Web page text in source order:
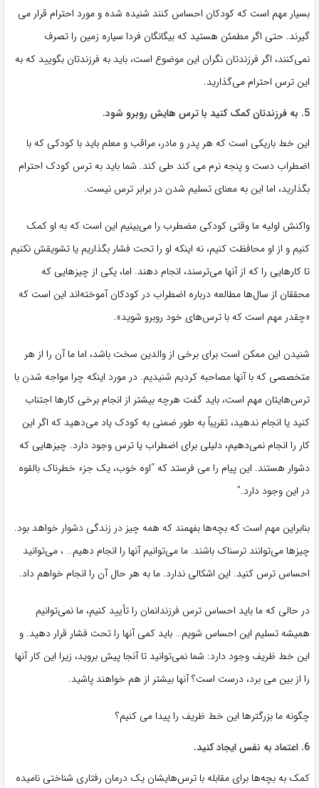
بسیار مهم است که کودکان احساس کنند شنیده شده و مورد احترام قرار می
گیرند. حتی اگر مطمئن هستید که بیگانگان فردا سیاره زمین را تصرف
نمی‌کنند، اگر فرزندتان نگران این موضوع است، باید به فرزندتان بگویید که به
این ترس احترام می‌گذارید.
5. به فرزندتان کمک کنید با ترس هایش روبرو شود.
این خط باریکی است که هر پدر و مادر، مراقب و معلم باید با کودکی که با
اضطراب دست و پنجه نرم می کند طی کند. شما باید به ترس کودک احترام
بگذارید، اما این به معنای تسلیم شدن در برابر ترس نیست.
واکنش اولیه ما وقتی کودکی مضطرب را می‌بینیم این است که به او کمک
کنیم و از او محافظت کنیم، نه اینکه او را تحت فشار بگذاریم یا تشویقش نکنیم
تا کارهایی را که از آنها می‌ترسند، انجام دهند. اما، یکی از چیزهایی که
محققان از سال‌ها مطالعه درباره اضطراب در کودکان آموخته‌اند این است که
«چقدر مهم است که با ترس‌های خود روبرو شوید».
شنیدن این ممکن است برای برخی از والدین سخت باشد، اما ما آن را از هر
متخصصی که با آنها مصاحبه کردیم شنیدیم. در مورد اینکه چرا مواجه شدن با
ترس‌هایتان مهم است، باید گفت هرچه بیشتر از انجام برخی کارها اجتناب
کنید یا انجام ندهید، تقریباً به طور ضمنی به کودک یاد می‌دهید که اگر این
کار را انجام نمی‌دهیم، دلیلی برای اضطراب یا ترس وجود دارد. چیزهایی که
دشوار هستند. این پیام را می فرستد که “اوه خوب، یک جزء خطرناک بالقوه
در این وجود دارد.”
بنابراین مهم است که بچه‌ها بفهمند که همه چیز در زندگی دشوار خواهد بود.
چیزها می‌توانند ترسناک باشند. ما می‌توانیم آنها را انجام دهیم… ، می‌توانید
احساس ترس کنید. این اشکالی ندارد. ما به هر حال آن را انجام خواهم داد.
در حالی که ما باید احساس ترس فرزندانمان را تأیید کنیم، ما نمی‌توانیم
همیشه تسلیم این احساس شویم… باید کمی آنها را تحت فشار قرار دهید. و
این خط ظریف وجود دارد: شما نمی‌توانید تا آنجا پیش بروید، زیرا این کار آنها
را از بین می برد، درست است؟ آنها بیشتر از هم خواهند پاشید.
چگونه ما بزرگترها این خط ظریف را پیدا می کنیم؟
6. اعتماد به نفس ایجاد کنید.
کمک به بچه‌ها برای مقابله با ترس‌هایشان یک درمان رفتاری شناختی نامیده